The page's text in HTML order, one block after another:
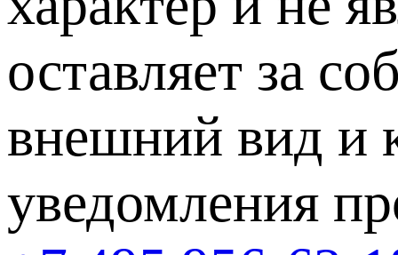
оставляет за
внешний вид и
уведомления